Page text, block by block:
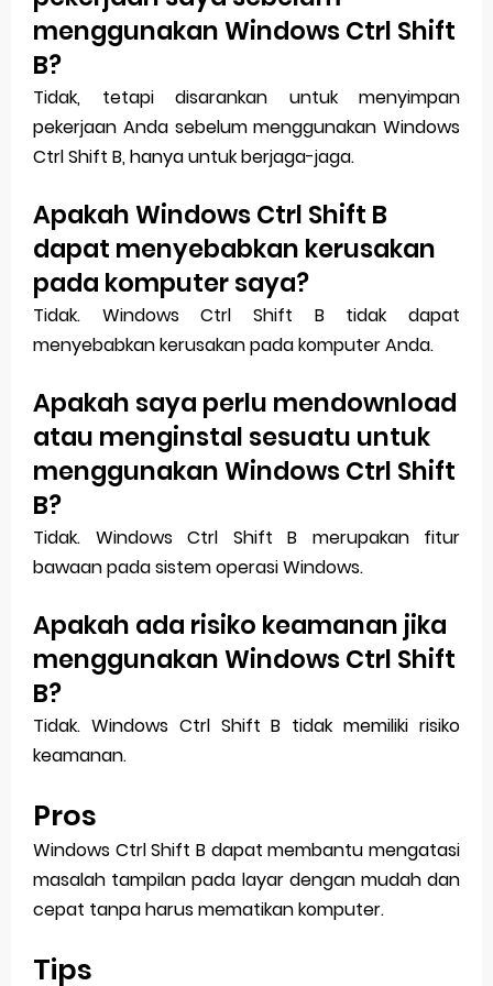
menggunakan Windows Ctrl Shift
B?
Tidak, tetapi disarankan untuk menyimpan
pekerjaan Anda sebelum menggunakan Windows
Ctrl Shift B, hanya untuk berjaga-jaga.
Apakah Windows Ctrl Shift B
dapat menyebabkan kerusakan
pada komputer saya?
Tidak. Windows Ctrl Shift B tidak dapat
menyebabkan kerusakan pada komputer Anda.
Apakah saya perlu mendownload
atau menginstal sesuatu untuk
menggunakan Windows Ctrl Shift
B?
Tidak. Windows Ctrl Shift B merupakan fitur
bawaan pada sistem operasi Windows.
Apakah ada risiko keamanan jika
menggunakan Windows Ctrl Shift
B?
Tidak. Windows Ctrl Shift B tidak memiliki risiko
keamanan.
Pros
Windows Ctrl Shift B dapat membantu mengatasi
masalah tampilan pada layar dengan mudah dan
cepat tanpa harus mematikan komputer.
Tips